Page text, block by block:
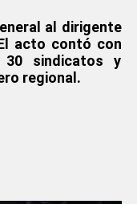
al dirigente
acto contó con
30 sindicatos y
regional.